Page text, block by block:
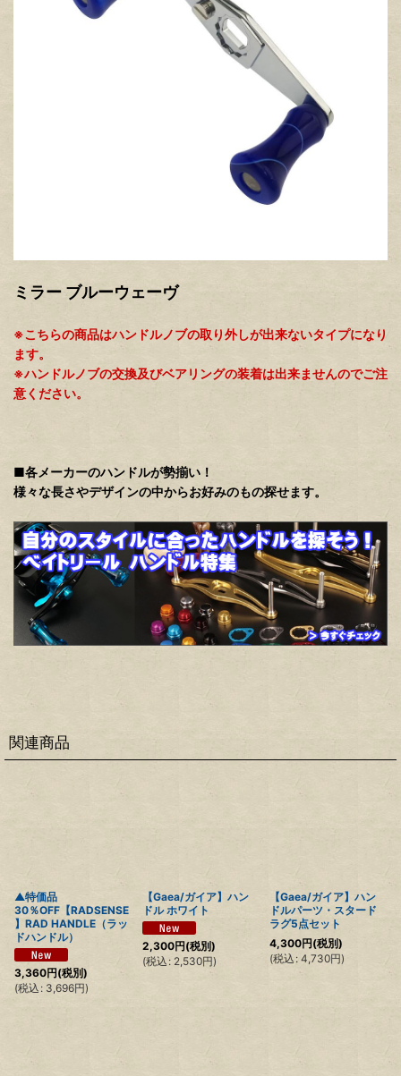
ミラー ブルーウェーヴ
※こちらの商品はハンドルノブの取り外しが出来ないタイプになり
ます。
※ハンドルノブの交換及びベアリングの装着は出来ませんのでご注
意ください。
■各メーカーのハンドルが勢揃い！
様々な長さやデザインの中からお好みのもの探せます。
関連商品
▲特価品
30％OFF【RADSENSE
】RAD HANDLE（ラッ
ドハンドル）
3,360円(税別)
(税込 : 3,696円)
【Gaea/ガイア】ハン
ドル ホワイト
2,300円(税別)
(税込 : 2,530円)
【Gaea/ガイア】ハン
ドルパーツ・スタード
ラグ5点セット
4,300円(税別)
(税込 : 4,730円)